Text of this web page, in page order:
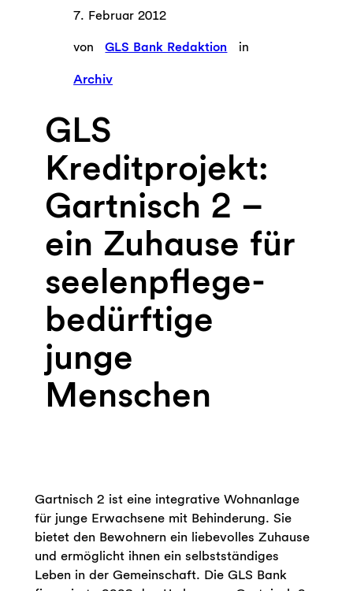
7. Februar 2012
von GLS Bank Redaktion in
Archiv
GLS
Kreditprojekt:
Gartnisch 2 –
ein Zuhause für
seelenpflege-
bedürftige
junge
Menschen
Gartnisch 2 ist eine integrative Wohnanlage
für junge Erwachsene mit Behinderung. Sie
bietet den Bewohnern ein liebevolles Zuhause
und ermöglicht ihnen ein selbstständiges
Leben in der Gemeinschaft. Die GLS Bank